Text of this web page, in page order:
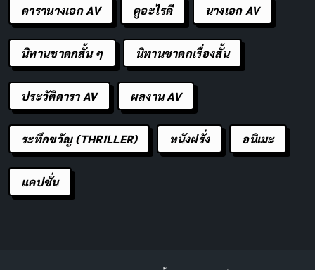
ดารานางเอก AV ดูอะไรดี นางเอก AV
นิทานชาดกสั้น ๆ นิทานชาดกเรื่องสั้น
ประวัติดารา AV ผลงาน AV
ระทึกขวัญ (THRILLER) หนังฝรั่ง อนิเมะ
แคปชั่น